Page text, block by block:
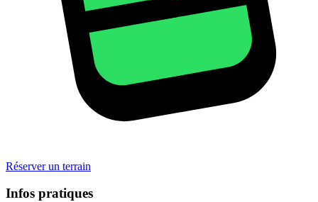
Réserver un terrain
Infos pratiques